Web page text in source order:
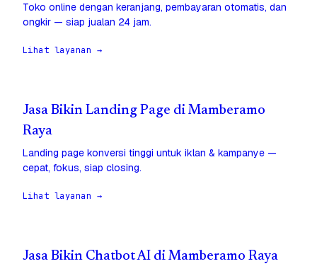
Toko online dengan keranjang, pembayaran otomatis, dan
ongkir — siap jualan 24 jam.
Lihat layanan →
Jasa Bikin Landing Page di Mamberamo
Raya
Landing page konversi tinggi untuk iklan & kampanye —
cepat, fokus, siap closing.
Lihat layanan →
Jasa Bikin Chatbot AI di Mamberamo Raya